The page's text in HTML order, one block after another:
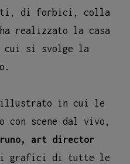
di forbici, colla
realizzato la casa
cui si svolge la
in cui le
scene dal vivo,
art director
grafici di tutte le